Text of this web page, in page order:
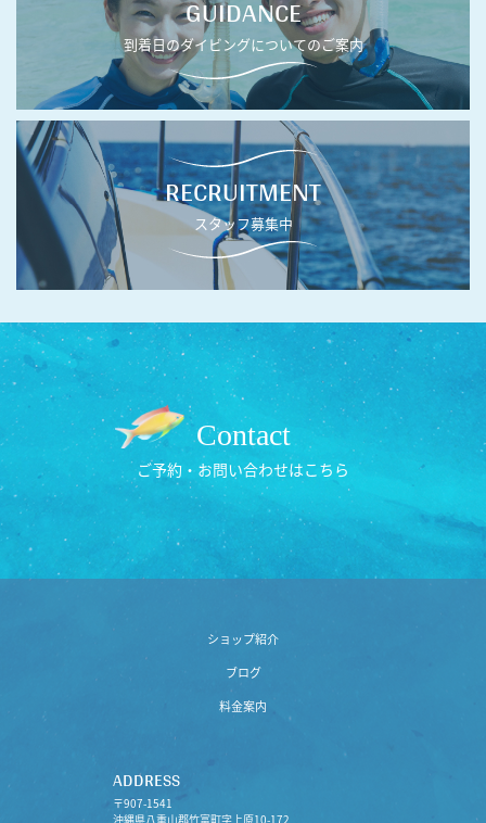
GUIDANCE
到着日のダイビングについてのご案内
RECRUITMENT
スタッフ募集中
Contact
ご予約・お問い合わせはこちら
ショップ紹介
ブログ
料金案内
ADDRESS
〒907-1541
沖縄県八重山郡竹富町字上原10-172